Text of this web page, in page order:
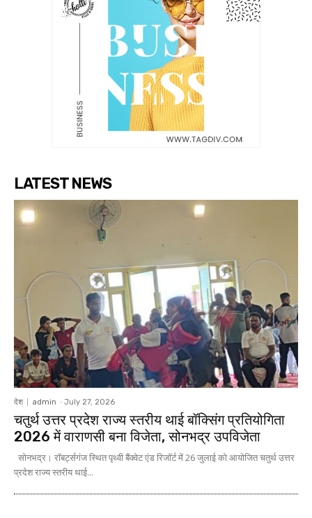
LATEST NEWS
देश admin - July 27, 2026
चतुर्थ उत्तर प्रदेश राज्य स्तरीय थाई बॉक्सिंग प्रतियोगिता
2026 में वाराणसी बना विजेता, सोनभद्र उपविजेता
सोनभद्र। रॉबर्ट्सगंज स्थित पृथ्वी बैंक्वेट एंड रिजॉर्ट में 26 जुलाई को आयोजित चतुर्थ उत्तर
प्रदेश राज्य स्तरीय थाई...